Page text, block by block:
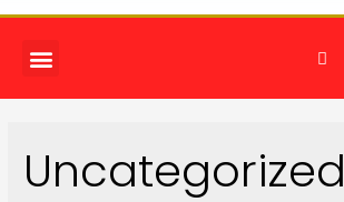
Uncategorized